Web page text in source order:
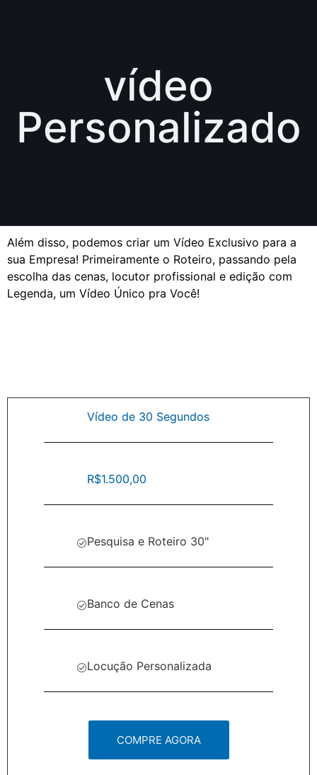
vídeo
Personalizado
Além disso, podemos criar um Vídeo Exclusivo para a
sua Empresa! Primeiramente o Roteiro, passando pela
escolha das cenas, locutor profissional e edição com
Legenda, um Vídeo Único pra Você!
Vídeo de 30 Segundos
R$1.500,00
Pesquisa e Roteiro 30"
Banco de Cenas
Locução Personalizada
COMPRE AGORA